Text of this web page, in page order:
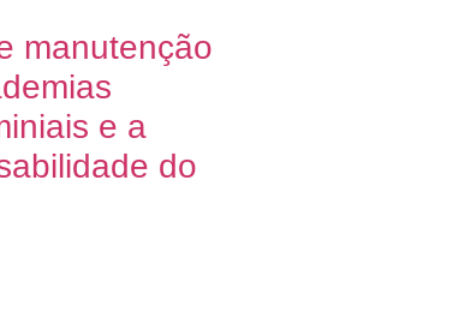
manutenção
e a
do